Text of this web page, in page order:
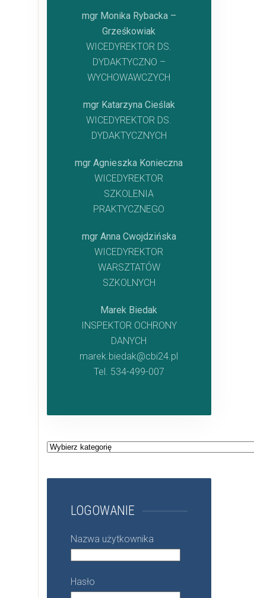
mgr Monika Rybacka –
Grześkowiak
WICEDYREKTOR DS.
DYDAKTYCZNO –
WYCHOWAWCZYCH
mgr Katarzyna Cieślak
WICEDYREKTOR DS.
DYDAKTYCZNYCH
mgr Agnieszka Konieczna
WICEDYREKTOR
SZKOLENIA
PRAKTYCZNEGO
mgr Anna Cwojdzińska
WICEDYREKTOR
WARSZTATÓW
SZKOLNYCH
Marek Biedak
INSPEKTOR OCHRONY
DANYCH
marek.biedak@cbi24.pl
Tel. 534-499-007
Kategorie
LOGOWANIE
Nazwa użytkownika
Hasło